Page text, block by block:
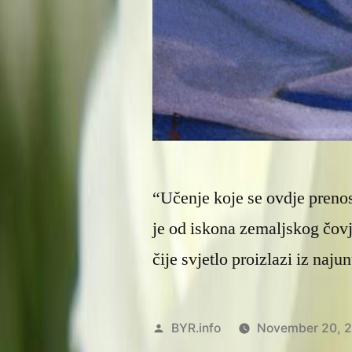
“Učenje koje se ovdje
je od iskona zemaljskog
čije svjetlo proizlazi iz
Posted
BYR.info November 20,